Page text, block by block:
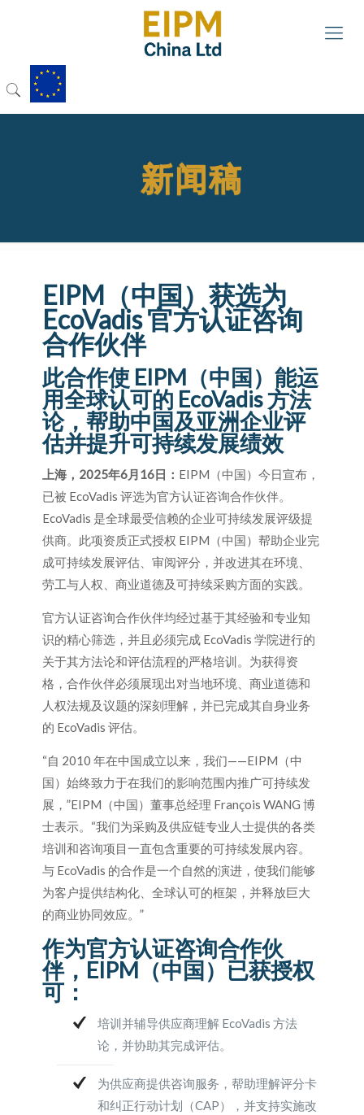
新闻稿
EIPM（中国）获选为
EcoVadis 官方认证咨询
合作伙伴
此合作使 EIPM（中国）能运
用全球认可的 EcoVadis 方法
论，帮助中国及亚洲企业评
估并提升可持续发展绩效
上海，2025年6月16日： EIPM（中国）今日宣布，
已被 EcoVadis 评选为官方认证咨询合作伙伴。
EcoVadis 是全球最受信赖的企业可持续发展评级提
供商。此项资质正式授权 EIPM（中国）帮助企业完
成可持续发展评估、审阅评分，并改进其在环境、
劳工与人权、商业道德及可持续采购方面的实践。
官方认证咨询合作伙伴均经过基于其经验和专业知
识的精心筛选，并且必须完成 EcoVadis 学院进行的
关于其方法论和评估流程的严格培训。为获得资
格，合作伙伴必须展现出对当地环境、商业道德和
人权法规及议题的深刻理解，并已完成其自身业务
的 EcoVadis 评估。
“自 2010 年在中国成立以来，我们——EIPM（中
国）始终致力于在我们的影响范围内推广可持续发
展，”EIPM（中国）董事总经理 François WANG 博
士表示。“我们为采购及供应链专业人士提供的各类
培训和咨询项目一直包含重要的可持续发展内容。
与 EcoVadis 的合作是一个自然的演进，使我们能够
为客户提供结构化、全球认可的框架，并释放巨大
的商业协同效应。”
作为官方认证咨询合作伙
伴，EIPM（中国）已获授权
可：
培训并辅导供应商理解 EcoVadis 方法
论，并协助其完成评估。
为供应商提供咨询服务，帮助理解评分卡
和纠正行动计划（CAP），并支持实施改